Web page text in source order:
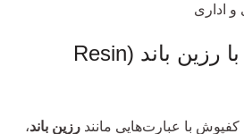
دیپسی چه تفاوتی با رزین باند (Resin
با عبارت‌هایی مانند رزین باند،